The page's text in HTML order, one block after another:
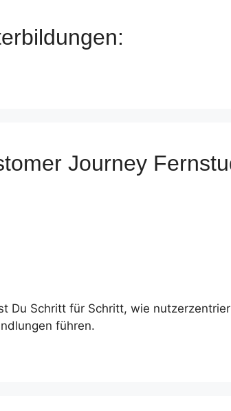
Journey
Du Schritt für Schritt, wie
führen.